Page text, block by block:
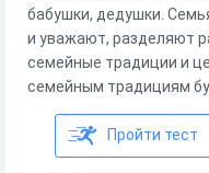
бабушки, дедушки.
и уважают, разделяют
семейные традиции и
семейным традициям
Пройти тест